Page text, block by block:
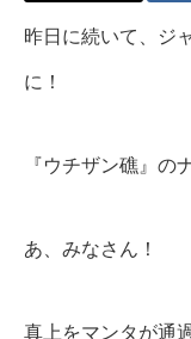
昨日に続いて、ジ
に！
『ウチザン礁』の
あ、みなさん！
真上をマンタが通